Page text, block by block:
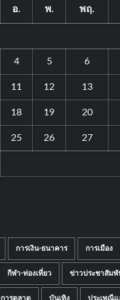
อ. พ. พฤ.
4 5 6
11 12 13
18 19 20
25 26 27
การเงิน-ธนาคาร การเมือง
กีฬา-ท่องเที่ยว ข่าวประชาสัมพั
การตลาด บันเทิง ประเพณี